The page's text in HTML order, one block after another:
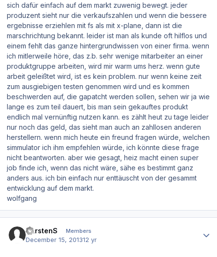
sich dafür einfach auf dem markt zuwenig bewegt. jeder
produzent sieht nur die verkaufszahlen und wenn die bessere
ergebnisse erziehlen mit fs als mit x-plane, dann ist die
marschrichtung bekannt. leider ist man als kunde oft hilflos und
einem fehlt das ganze hintergrundwissen von einer firma. wenn
ich mitlerweile höre, das z.b. sehr wenige mitarbeiter an einer
produktgruppe arbeiten, wird mir warm ums herz. wenn gute
arbeit geleißtet wird, ist es kein problem. nur wenn keine zeit
zum ausgiebigen testen genommen wird und es kommen
beschwerden auf, die gapatcht werden sollen, sehen wir ja wie
lange es zum teil dauert, bis man sein gekauftes produkt
endlich mal vernünftig nutzen kann. es zählt heut zu tage leider
nur noch das geld, das sieht man auch an zahllosen anderen
herstellern. wenn mich heute ein freund fragen würde, welchen
simmulator ich ihm empfehlen würde, ich könnte diese frage
nicht beantworten. aber wie gesagt, heiz macht einen super
job finde ich, wenn das nicht wäre, sähe es bestimmt ganz
anders aus. ich bin einfach nur enttäuscht von der gesammt
entwicklung auf dem markt.
wolfgang
KarstenS Members
December 15, 201312 yr